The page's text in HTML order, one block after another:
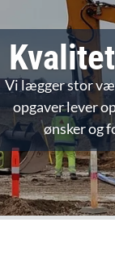
Vi lægger stor
opgaver lever
ønsker og